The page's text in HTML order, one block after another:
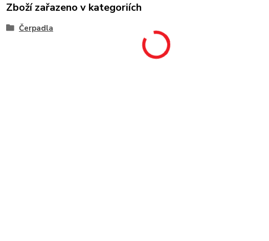
Zboží zařazeno v kategoriích
Čerpadla